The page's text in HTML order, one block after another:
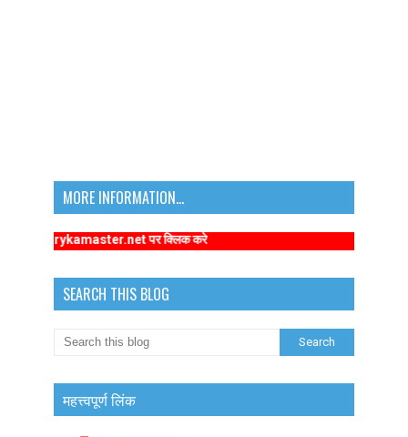
MORE INFORMATION...
पर क्लिक करे
SEARCH THIS BLOG
महत्त्वपूर्ण लिंक